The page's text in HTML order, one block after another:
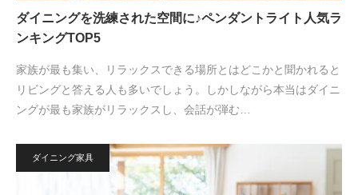
ダイニングを洗練された空間に♪ペンダントライト人気ラ
ンキングTOP5
家族が最も集い、リラックスできる場所とはどこかと聞かれると
リビングと答える人も多いでしょう。しかしながら本当はダイニ
ングが最も家族がリラックスし、会話が弾む…
ダイニング家具